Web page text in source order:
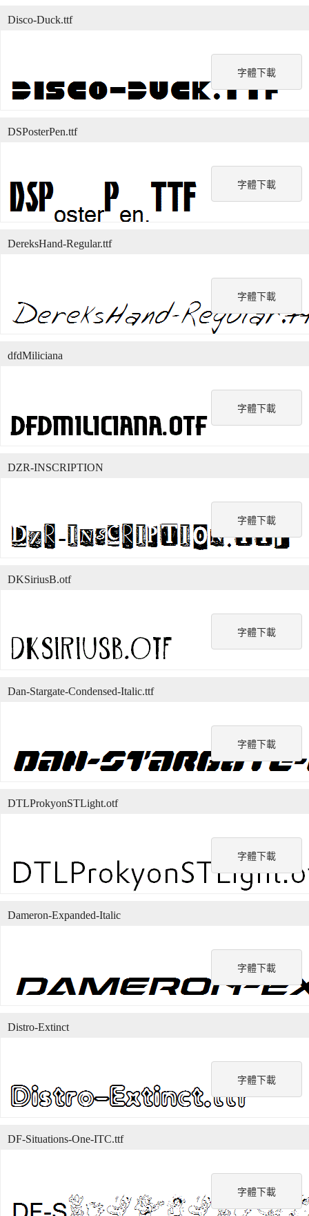
字體下載
Disco-Duck.ttf
字體下載
DSPosterPen.ttf
字體下載
DereksHand-Regular.ttf
字體下載
dfdMiliciana
字體下載
DZR-INSCRIPTION
字體下載
DKSiriusB.otf
字體下載
Dan-Stargate-Condensed-Italic.ttf
字體下載
DTLProkyonSTLight.otf
字體下載
Dameron-Expanded-Italic
字體下載
Distro-Extinct
字體下載
DF-Situations-One-ITC.ttf